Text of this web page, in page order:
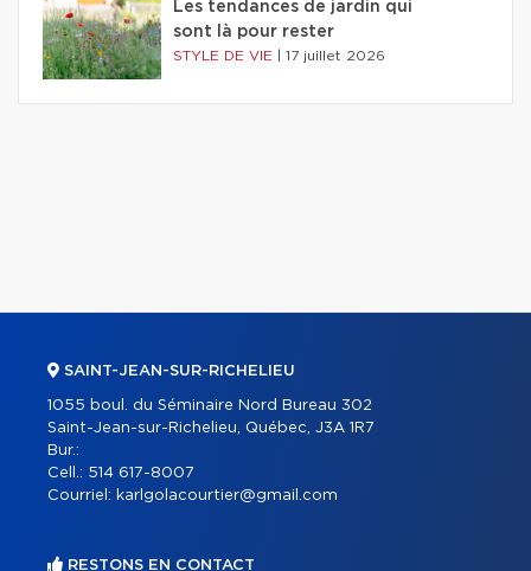
Les tendances de jardin qui
sont là pour rester
STYLE DE VIE 17 juillet 2026
SAINT-JEAN-SUR-RICHELIEU
1055 boul. du Séminaire Nord Bureau 302
Saint-Jean-sur-Richelieu, Québec, J3A 1R7
Bur.:
Cell.: 514 617-8007
Courriel: karlgolacourtier@gmail.com
RESTONS EN CONTACT